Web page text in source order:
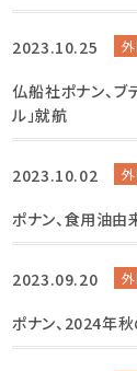
2023.10.25
仏船社ポナン、ブ
ル」就航
2023.10.02
ポナン、食用油
2023.09.20
ポナン、2024年